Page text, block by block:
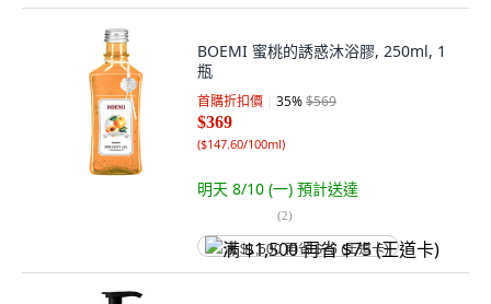
BOEMI 蜜桃的誘惑沐浴膠, 250ml, 1
瓶
首購折扣價 35%$569
$369
($147.60/100ml)
明天 8/10 (一) 預計送達
(2)
满 $1,500 再省 $75 (王道卡)